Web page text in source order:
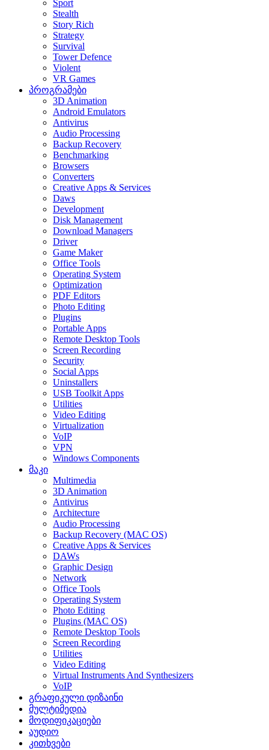
Sport
Stealth
Story Rich
Strategy
Survival
Tower Defence
Violent
VR Games
პროგრამები
3D Animation
Android Emulators
Antivirus
Audio Processing
Backup Recovery
Benchmarking
Browsers
Converters
Creative Apps & Services
Daws
Development
Disk Management
Download Managers
Driver
Game Maker
Office Tools
Operating System
Optimization
PDF Editors
Photo Editing
Plugins
Portable Apps
Remote Desktop Tools
Screen Recording
Security
Social Apps
Uninstallers
USB Toolkit Apps
Utilities
Video Editing
Virtualization
VoIP
VPN
Windows Components
მაკი
Multimedia
3D Animation
Antivirus
Architecture
Audio Processing
Backup Recovery (MAC OS)
Creative Apps & Services
DAWs
Graphic Design
Network
Office Tools
Operating System
Photo Editing
Plugins (MAC OS)
Remote Desktop Tools
Screen Recording
Utilities
Video Editing
Virtual Instruments And Synthesizers
VoIP
გრაფიკული დიზაინი
მულტიმედია
მოდიფიკაციები
აუდიო
კითხვები